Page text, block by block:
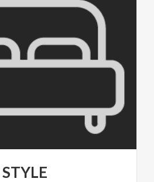
STYLE